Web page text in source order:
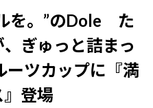
を。”のDole た
ぎゅっと詰まっ
ーツカップに『満
登場